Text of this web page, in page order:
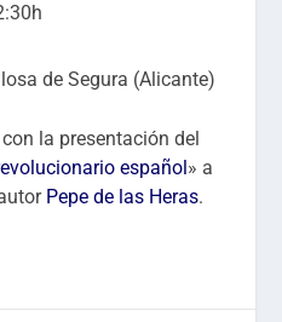
de Segura (Alicante)
la presentación del
español » a
Pepe de las Heras.